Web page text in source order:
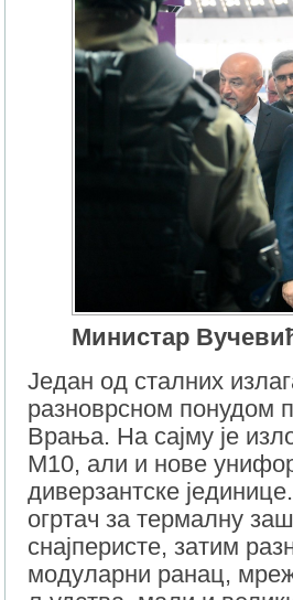
Министар
Један од сталних
разноврсном понудом
Врања. На сајму је
М10, али и нове
диверзантске
огртач за термалну
снајперисте, затим
модуларни ранац,